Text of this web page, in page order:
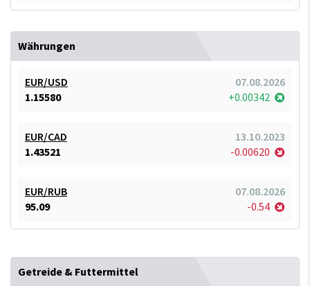
Währungen
EUR/USD
07.08.2026
1.15580
+0.00342
EUR/CAD
13.10.2023
1.43521
-0.00620
EUR/RUB
07.08.2026
95.09
-0.54
Getreide & Futtermittel